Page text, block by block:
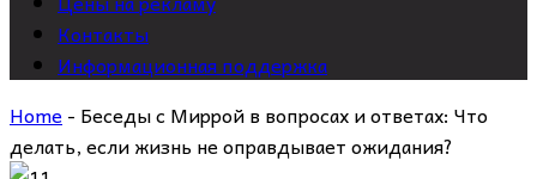
Контакты
Информационная поддержка
Home- Беседы с Миррой в вопросах и ответах: Что
делать, если жизнь не оправдывает ожидания?